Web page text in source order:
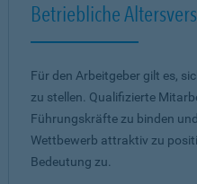
Betriebliche
Für den Arbeitgeber gilt es,
zu stellen. Qualifizierte
Führungskräfte zu binden
Wettbewerb attraktiv zu
Bedeutung zu.